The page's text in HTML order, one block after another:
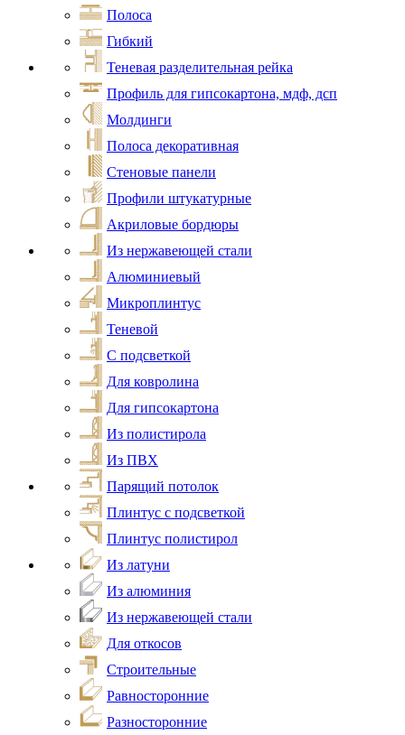
Полоса
Гибкий
Теневая разделительная рейка
Профиль для гипсокартона, мдф, дсп
Молдинги
Полоса декоративная
Стеновые панели
Профили штукатурные
Акриловые бордюры
Из нержавеющей стали
Алюминиевый
Микроплинтус
Теневой
С подсветкой
Для ковролина
Для гипсокартона
Из полистирола
Из ПВХ
Парящий потолок
Плинтус с подсветкой
Плинтус полистирол
Из латуни
Из алюминия
Из нержавеющей стали
Для откосов
Строительные
Равносторонние
Разносторонние